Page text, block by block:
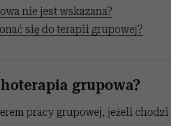
nie jest wskazana?
się do terapii grupowej?
grupowa?
pracy grupowej, jeżeli